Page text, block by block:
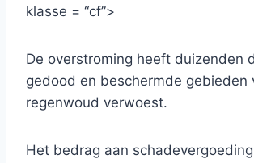
klasse = “cf”>
De overstroming heeft duizenden
gedood en beschermde gebieden
regenwoud verwoest.
Het bedrag aan